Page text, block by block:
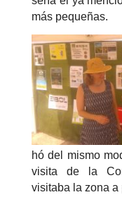
más pequeñas.
hó del mismo
visita de la
visitaba la zona a